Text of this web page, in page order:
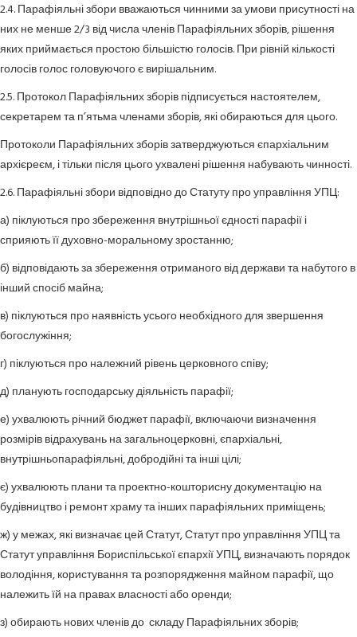
2.4. Парафіяльні збори вважаються чинними за умови присутності на
них не менше 2/3 від числа членів Парафіяльних зборів, рішення
яких приймається простою більшістю голосів. При рівній кількості
голосів голос головуючого є вирішальним.
2.5. Протокол Парафіяльних зборів підписується настоятелем,
секретарем та п’ятьма членами зборів, які обираються для цього.
Протоколи Парафіяльних зборів затверджуються єпархіальним
архієреєм, і тільки після цього ухвалені рішення набувають чинності.
2.6. Парафіяльні збори відповідно до Статуту про управління УПЦ:
а) піклуються про збереження внутрішньої єдності парафії і
сприяють її духовно-моральному зростанню;
б) відповідають за збереження отриманого від держави та набутого в
інший спосіб майна;
в) піклуються про наявність усього необхідного для звершення
богослужіння;
г) піклуються про належний рівень церковного співу;
д) планують господарську діяльність парафії;
е) ухвалюють річний бюджет парафії, включаючи визначення
розмірів відрахувань на загальноцерковні, єпархіальні,
внутрішньопарафіяльні, добродійні та інші цілі;
є) ухвалюють плани та проектно-кошторисну документацію на
будівництво і ремонт храму та інших парафіяльних приміщень;
ж) у межах, які визначає цей Статут, Статут про управління УПЦ та
Статут управління Бориспільської єпархії УПЦ, визначають порядок
володіння, користування та розпорядження майном парафії, що
належить їй на правах власності або оренди;
з) обирають нових членів до складу Парафіяльних зборів;